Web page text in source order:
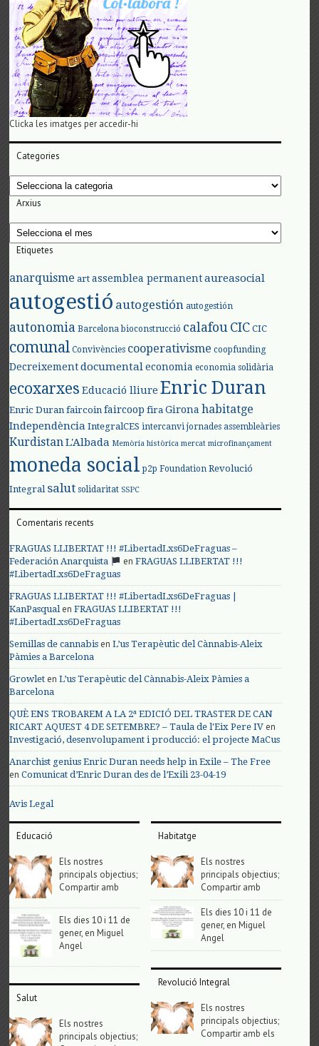
Clicka les imatges per accedir-hi
Categories
Categories
Arxius
Arxius
Etiquetes
anarquisme art assemblea permanent aureasocial
autogestió autogestión autogestión
autonomia Barcelona bioconstrucció calafouCIC CIC
comunal Convivències cooperativisme coopfunding
Decreixement documental economia economia solidària
ecoxarxes Educació lliure Enric Duran
Enric Duran faircoin faircoop fira Girona habitatge
Independència IntegralCES intercanvi jornades assembleàries
KurdistanL'Albada Memòria històrica mercat microfinançament
moneda social p2p Foundation Revolució
Integral salut solidaritat SSPC
Comentaris recents
FRAGUAS LLIBERTAT !!! #LibertadLxs6DeFraguas –
Federación Anarquista
enFRAGUAS LLIBERTAT !!!
#LibertadLxs6DeFraguas
FRAGUAS LLIBERTAT !!! #LibertadLxs6DeFraguas |
KanPasqualenFRAGUAS LLIBERTAT !!!
#LibertadLxs6DeFraguas
Semillas de cannabis enL’us Terapèutic del Cànnabis-Aleix
Pàmies a Barcelona
Growlet enL’us Terapèutic del Cànnabis-Aleix Pàmies a
Barcelona
QUÈ ENS TROBAREM A LA 2ª EDICIÓ DEL TRASTER DE CAN
RICART AQUEST 4 DE SETEMBRE? – Taula de l'Eix Pere IV en
Investigació, desenvolupament i producció: el projecte MaCus
Anarchist genius Enric Duran needs help in Exile – The Free
enComunicat d’Enric Duran des de l’Exili 23-04-19
Avis Legal
Educació
Els nostres
principals objectius;
Compartir amb
Els dies 10 i 11 de
gener, en Miguel
Angel
Salut
Els nostres
principals objectius;
Habitatge
Els nostres
principals objectius;
Compartir amb
Els dies 10 i 11 de
gener, en Miguel
Angel
Revolució Integral
Els nostres
principals objectius;
Compartir amb els